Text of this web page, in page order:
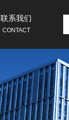
联系我们
CONTACT